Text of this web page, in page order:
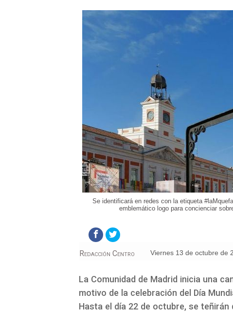
Se identificará en redes con la etiqueta
emblemático logo para concienciar
viernes 13 de octubre de
Redacción Centro
La Comunidad de Madrid inicia una
motivo de la celebración del Día
Hasta el día 22 de octubre, se